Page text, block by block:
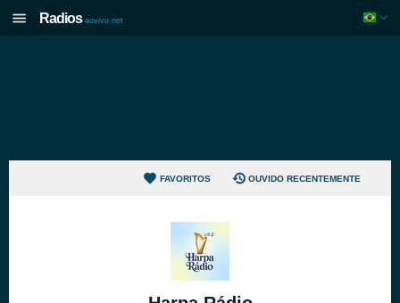
Radios aovivo.net
FAVORITOS OUVIDO RECENTEMENTE